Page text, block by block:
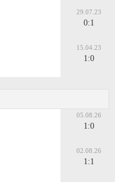
29.07.23
0:1
15.04.23
1:0
05.08.26
1:0
02.08.26
1:1